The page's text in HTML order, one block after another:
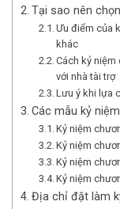
Tại sao nên
Ưu điểm của
khác
Cách kỷ
với nhà tài trợ
Lưu ý khi lựa
Các mẫu kỷ
Kỷ niệm
Kỷ niệm
Kỷ niệm
Kỷ niệm
Địa chỉ đặt làm